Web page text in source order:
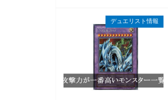
デュエリスト情報